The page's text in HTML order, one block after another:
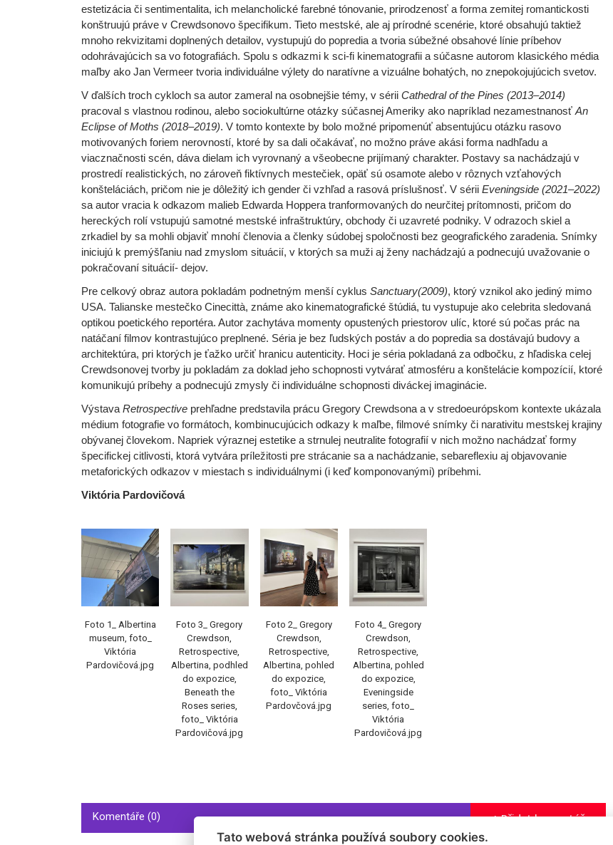
estetizácia či sentimentalita, ich melancholické farebné tónovanie, prirodzenosť a forma zemitej romantickosti
konštruujú práve v Crewdsonovo špecifikum. Tieto mestské, ale aj prírodné scenérie, ktoré obsahujú taktiež
mnoho rekvizitami doplnených detailov, vystupujú do popredia a tvoria súbežné obsahové línie príbehov
odohrávajúcich sa vo fotografiách. Spolu s odkazmi k sci-fi kinematografii a súčasne autorom klasického média
maľby ako Jan Vermeer tvoria individuálne výlety do naratívne a vizuálne bohatých, no znepokojujúcich svetov.
V ďalších troch cykloch sa autor zameral na osobnejšie témy, v sérii Cathedral of the Pines (2013–2014)
pracoval s vlastnou rodinou, alebo sociokultúrne otázky súčasnej Ameriky ako napríklad nezamestnanosť An
Eclipse of Moths (2018–2019). V tomto kontexte by bolo možné pripomenúť absentujúcu otázku rasovo
motivovaných foriem nerovností, ktoré by sa dali očakávať, no možno práve akási forma nadhľadu a
viacznačnosti scén, dáva dielam ich vyrovnaný a všeobecne prijímaný charakter. Postavy sa nachádzajú v
prostredí realistických, no zároveň fiktívnych mestečiek, opäť sú osamote alebo v rôznych vzťahových
konšteláciách, pričom nie je dôležitý ich gender či vzhľad a rasová príslušnosť. V sérii Eveningside (2021–2022)
sa autor vracia k odkazom malieb Edwarda Hoppera tranformovaných do neurčitej prítomnosti, pričom do
hereckých rolí vstupujú samotné mestské infraštruktúry, obchody či uzavreté podniky. V odrazoch skiel a
zrkadiel by sa mohli objaviť mnohí členovia a členky súdobej spoločnosti bez geografického zaradenia. Snímky
iniciujú k premýšľaniu nad zmyslom situácií, v ktorých sa muži aj ženy nachádzajú a podnecujú uvažovanie o
pokračovaní situácií- dejov.
Pre celkový obraz autora pokladám podnetným menší cyklus Sanctuary(2009), ktorý vznikol ako jediný mimo
USA. Talianske mestečko Cinecittà, známe ako kinematografické štúdiá, tu vystupuje ako celebrita sledovaná
optikou poetického reportéra. Autor zachytáva momenty opustených priestorov ulíc, ktoré sú počas prác na
natáčaní filmov kontrastujúco preplnené. Séria je bez ľudských postáv a do popredia sa dostávajú budovy a
architektúra, pri ktorých je ťažko určiť hranicu autenticity. Hoci je séria pokladaná za odbočku, z hľadiska celej
Crewdsonovej tvorby ju pokladám za doklad jeho schopnosti vytvárať atmosféru a konštelácie kompozícií, ktoré
komunikujú príbehy a podnecujú zmysly či individuálne schopnosti diváckej imaginácie.
Výstava Retrospective prehľadne predstavila prácu Gregory Crewdsona a v stredoeurópskom kontexte ukázala
médium fotografie vo formátoch, kombinucujúcich odkazy k maľbe, filmové snímky či narativitu mestskej krajiny
obývanej človekom. Napriek výraznej estetike a strnulej neutralite fotografií v nich možno nachádzať formy
špecifickej citlivosti, ktorá vytvára príležitosti pre strácanie sa a nachádzanie, sebareflexiu aj objavovanie
metaforických odkazov v miestach s individuálnymi (i keď komponovanými) príbehmi.
Viktória Pardovičová
Foto 1_ Albertina
museum, foto_
Viktória
Pardovičová.jpg
Foto 3_ Gregory
Crewdson,
Retrospective,
Albertina, podhled
do expozice,
Beneath the
Roses series,
foto_ Viktória
Pardovičová.jpg
Foto 2_ Gregory
Crewdson,
Retrospective,
Albertina, pohled
do expozice,
foto_ Viktória
Pardovčová.jpg
Foto 4_ Gregory
Crewdson,
Retrospective,
Albertina, pohled
do expozice,
Eveningside
series, foto_
Viktória
Pardovičová.jpg
Komentáře (0) + Přidat komentář
Tato webová stránka používá soubory cookies.